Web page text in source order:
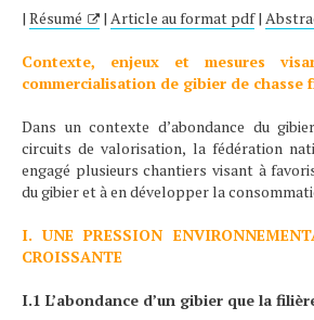
| Résumé | Article au format pdf|
Contexte, enjeux et mesures
commercialisation de gibier de chasse
Dans un contexte d’abondance du
circuits de valorisation, la fédération
engagé plusieurs chantiers visant à
du gibier et à en développer la
I. UNE PRESSION
CROISSANTE
I.1 L’abondance d’un gibier que la